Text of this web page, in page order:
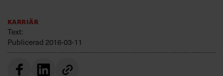
Kontakta oss
Kundservice
Villkor och policy för
personuppgiftsbehandling
Karriär
Text:
Publicerad 2016-03-11